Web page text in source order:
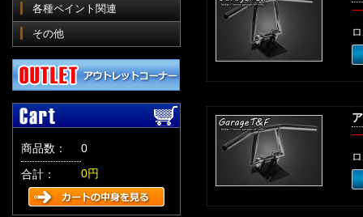
各種ペイント関連
その他
商品数：
0
合計：
0円